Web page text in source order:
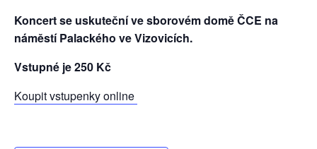
Koncert se uskuteční ve sborovém domě ČCE na
náměstí Palackého ve Vizovicích.
Vstupné je 250 Kč
Koupit vstupenky online